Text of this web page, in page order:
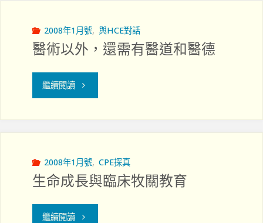
學
的
重
2008年1月號, 與HCE對話
醫術以外，還需有醫道和醫德
繼續閱讀"醫
外，
還
需
2008年1月號, CPE探真
生命成長與臨床牧關教育
繼續閱讀"生